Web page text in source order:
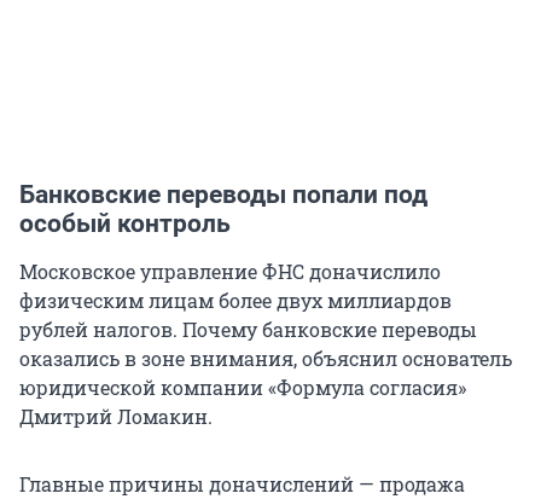
Банковские переводы попали под
особый контроль
Московское управление ФНС доначислило
физическим лицам более двух миллиардов
рублей налогов. Почему банковские переводы
оказались в зоне внимания, объяснил основатель
юридической компании «Формула согласия»
Дмитрий Ломакин.
Главные причины доначислений — продажа